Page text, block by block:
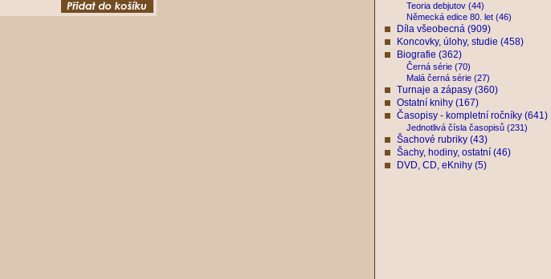
Teoria debjutov (44)
Německá edice 80. let (46)
Díla všeobecná (909)
Koncovky, úlohy, studie (458)
Biografie (362)
Černá série (70)
Malá černá série (27)
Turnaje a zápasy (360)
Ostatní knihy (167)
Časopisy - kompletní ročníky (641)
Jednotlivá čísla časopisů (231)
Šachové rubriky (43)
Šachy, hodiny, ostatní (46)
DVD, CD, eKnihy (5)